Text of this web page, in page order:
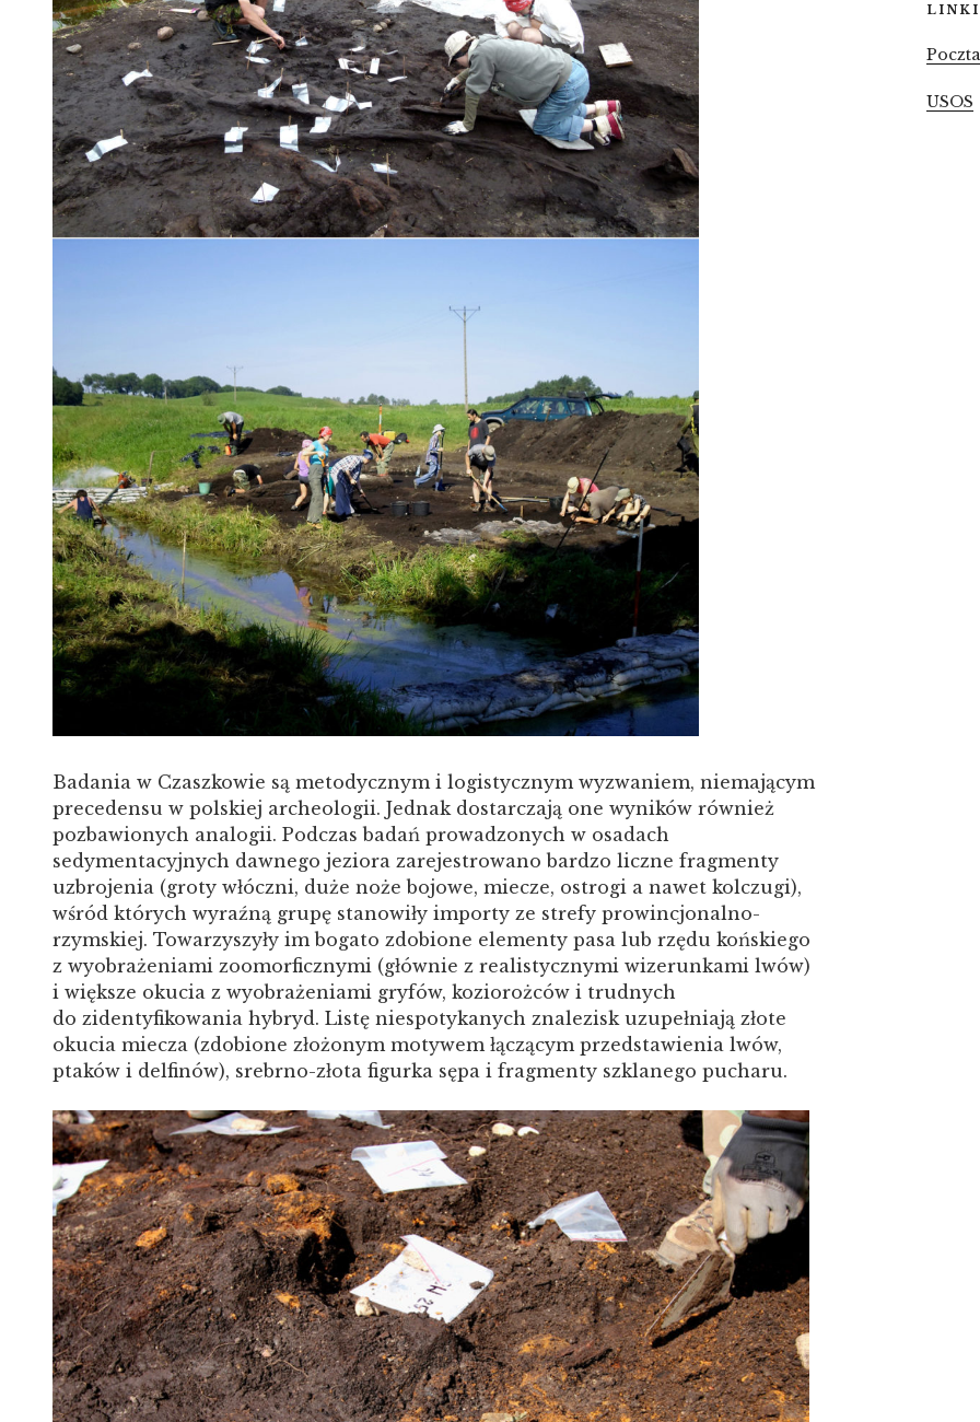
Badania w Czaszkowie są metodycznym i logistycznym wyzwaniem, niemającym
precedensu w polskiej archeologii. Jednak dostarczają one wyników również
pozbawionych analogii. Podczas badań prowadzonych w osadach
sedymentacyjnych dawnego jeziora zarejestrowano bardzo liczne fragmenty
uzbrojenia (groty włóczni, duże noże bojowe, miecze, ostrogi a nawet kolczugi),
wśród których wyraźną grupę stanowiły importy ze strefy prowincjonalno-
rzymskiej. Towarzyszyły im bogato zdobione elementy pasa lub rzędu końskiego
z wyobrażeniami zoomorficznymi (głównie z realistycznymi wizerunkami lwów)
i większe okucia z wyobrażeniami gryfów, koziorożców i trudnych
do zidentyfikowania hybryd. Listę niespotykanych znalezisk uzupełniają złote
okucia miecza (zdobione złożonym motywem łączącym przedstawienia lwów,
ptaków i delfinów), srebrno-złota figurka sępa i fragmenty szklanego pucharu.
LINKI
USOS